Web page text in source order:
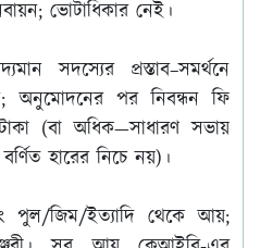
ভোটাধিকার নেই।
সদস্যের প্রস্তাব–সমর্থনে
অনুমোদনের পর নিবন্ধন ফি
(বা অধিক—সাধারণ সভায়
হারের নিচে নয়)।
পুল/জিম/ইত্যাদি থেকে আয়;